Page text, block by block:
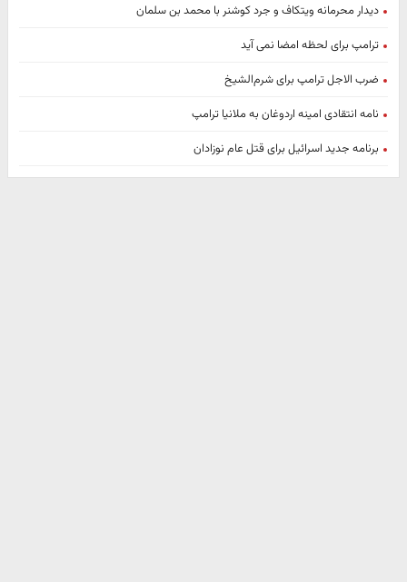
دیدار محرمانه ویتکاف و جرد کوشنر با محمد بن سلمان
ترامپ برای لحظه امضا نمی آید
ضرب الاجل ترامپ برای شرم‌الشیخ
نامه انتقادی امینه اردوغان به ملانیا ترامپ
برنامه جدید اسرائیل برای قتل عام نوزادان